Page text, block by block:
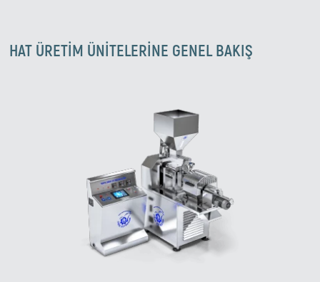
HAT ÜRETİM ÜNİTELERİNE GENEL BAKIŞ